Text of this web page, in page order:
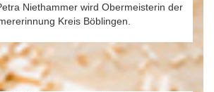
Niethammer wird Obermeisterin der
Kreis Böblingen.